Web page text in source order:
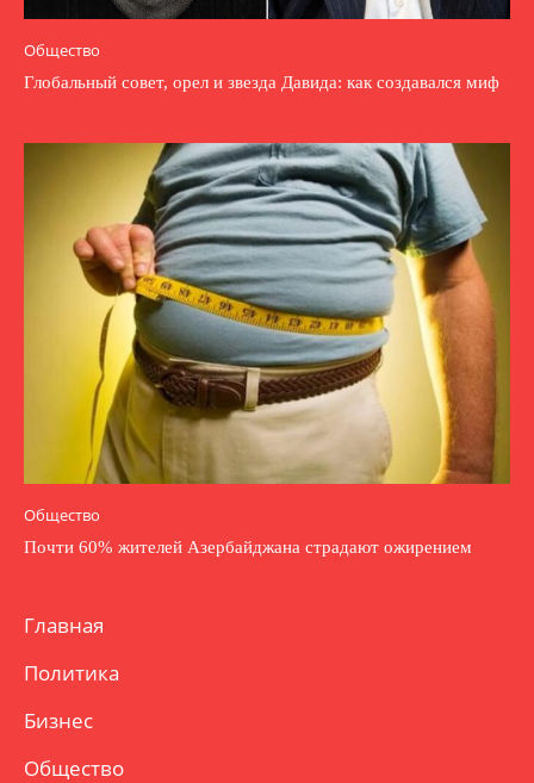
Общество
Глобальный совет, орел и звезда Давида: как создавался миф
Общество
Почти 60% жителей Азербайджана страдают ожирением
Главная
Политика
Бизнес
Общество